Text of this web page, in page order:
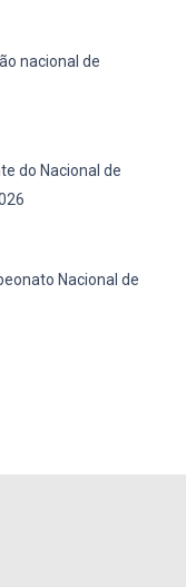
nacional de
do Nacional de
Nacional de